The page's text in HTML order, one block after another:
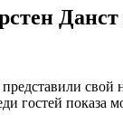
гостей